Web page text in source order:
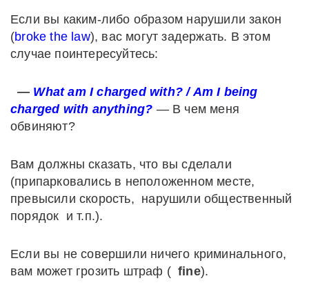
Если вы каким-либо образом нарушили закон
(broke the law), вас могут задержать. В этом
случае поинтересуйтесь:
— What am I charged with? / Am I being
charged with anything? — В чем меня
обвиняют?
Вам должны сказать, что вы сделали
(припарковались в неположенном месте,
превысили скорость, нарушили общественный
порядок и т.п.).
Если вы не совершили ничего криминального,
вам может грозить штраф ( fine).